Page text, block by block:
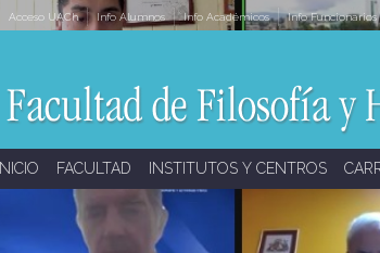
Acceso UACh Info Alumnos Info Académicos Info Funcionarios
INICIO FACULTAD INSTITUTOS Y CENTROS